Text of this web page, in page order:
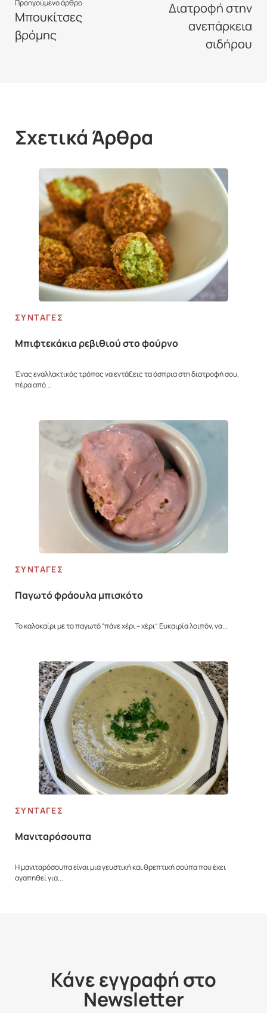
Προηγούμενο άρθρο
Μπουκίτσες
βρόμης
Διατροφή στην
ανεπάρκεια
σιδήρου
Σχετικά Άρθρα
ΣΥΝΤΑΓΈΣ
Μπιφτεκάκια ρεβιθιού στο φούρνο
Ένας εναλλακτικός τρόπος να εντάξεις τα όσπρια στη διατροφή σου,
πέρα από...
ΣΥΝΤΑΓΈΣ
Παγωτό φράουλα μπισκότο
Το καλοκαίρι με το παγωτό “πάνε χέρι – χέρι”. Ευκαιρία λοιπόν, να...
ΣΥΝΤΑΓΈΣ
Μανιταρόσουπα
Η μανιταρόσουπα είναι μια γευστική και θρεπτική σούπα που έχει
αγαπηθεί για...
Κάνε εγγραφή στο
Newsletter